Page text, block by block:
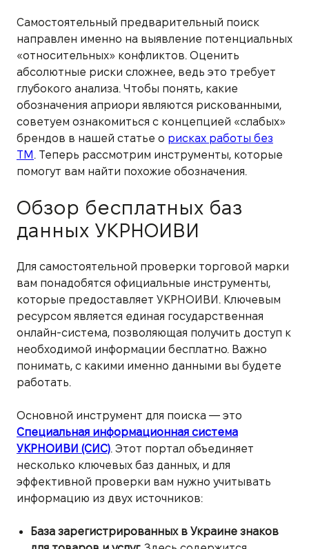
Самостоятельный предварительный поиск
направлен именно на выявление потенциальных
«относительных» конфликтов. Оценить
абсолютные риски сложнее, ведь это требует
глубокого анализа. Чтобы понять, какие
обозначения априори являются рискованными,
советуем ознакомиться с концепцией «слабых»
брендов в нашей статье о рисках работы без
ТМ . Теперь рассмотрим инструменты, которые
помогут вам найти похожие обозначения.
Обзор бесплатных баз
данных УКРНОИВИ
Для самостоятельной проверки торговой марки
вам понадобятся официальные инструменты,
которые предоставляет УКРНОИВИ. Ключевым
ресурсом является единая государственная
онлайн-система, позволяющая получить доступ к
необходимой информации бесплатно. Важно
понимать, с какими именно данными вы будете
работать.
Основной инструмент для поиска — это
Специальная информационная система
УКРНОИВИ (СИС). Этот портал объединяет
несколько ключевых баз данных, и для
эффективной проверки вам нужно учитывать
информацию из двух источников:
База зарегистрированных в Украине знаков